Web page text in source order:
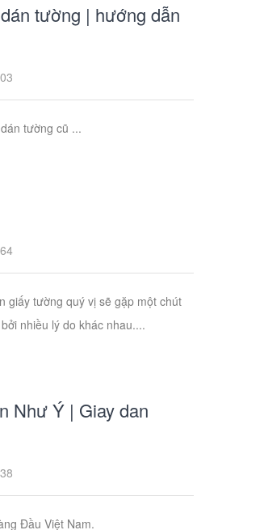
tường | hướng dẫn
tường cũ ...
giấy tường quý vị sẽ gặp một chút
nhiều lý do khác nhau....
Như Ý | Giay dan
Đầu Việt Nam.